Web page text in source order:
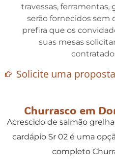
travessas, ferramentas,
serão fornecidos sem
prefira que os
suas mesas
Solicite uma proposta
Churrasco em
Acrescido de salmão
cardápio Sr 02 é uma
completo